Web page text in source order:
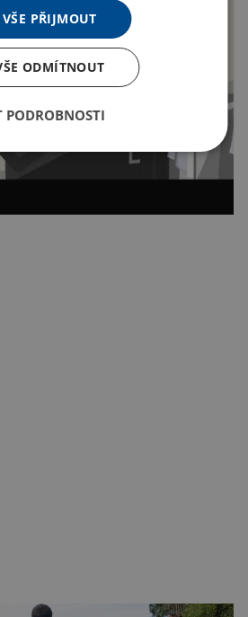
VŠE PŘIJMOUT
ODMÍTNOUT
PODROBNOSTI